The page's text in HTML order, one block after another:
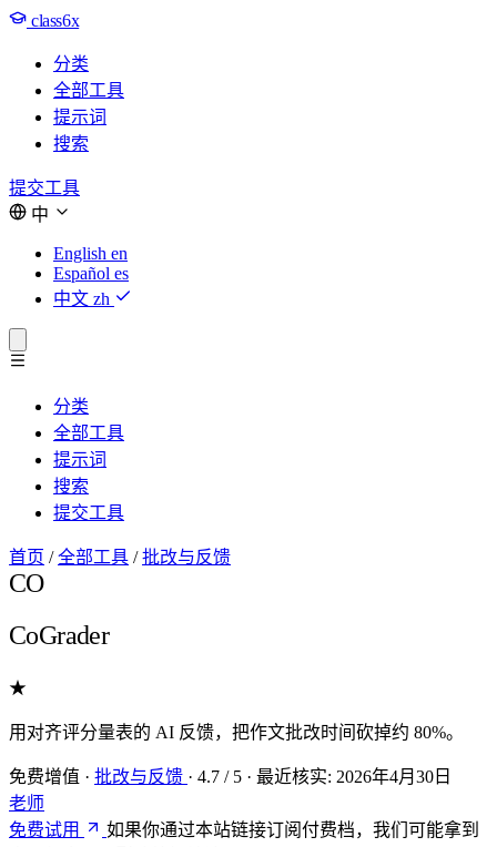
class6x
分类
全部工具
提示词
搜索
提交工具
中
English en
Español es
中文 zh
分类
全部工具
提示词
搜索
提交工具
首页 / 全部工具 / 批改与反馈
CO
CoGrader
★
用对齐评分量表的 AI 反馈，把作文批改时间砍掉约 80%。
免费增值 · 批改与反馈 · 4.7 / 5 · 最近核实: 2026年4月30日
老师
免费试用
如果你通过本站链接订阅付费档，我们可能拿到